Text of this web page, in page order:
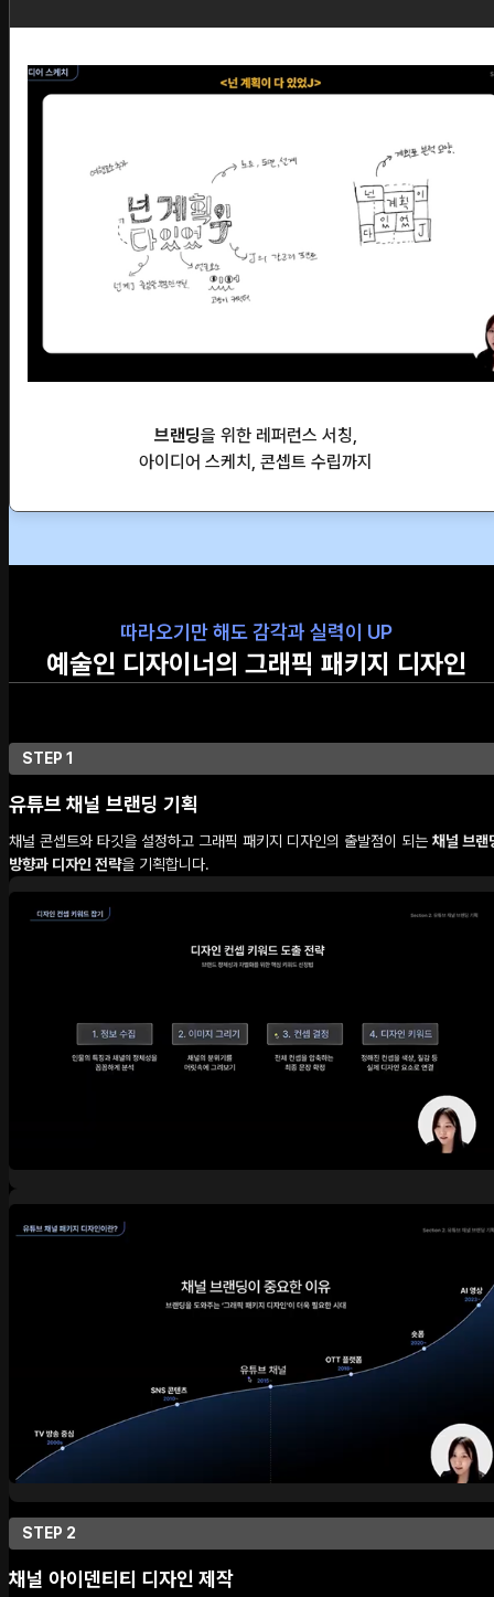
브랜딩을 위한 레퍼런스 서칭,
아이디어 스케치, 콘셉트 수립까지
따라오기만 해도 감각과 실력이 UP
예술인 디자이너의 그래픽 패키지 디자인
STEP 1
유튜브 채널 브랜딩 기획
채널 콘셉트와 타깃을 설정하고 그래픽 패키지 디자인의 출발점이 되는 채널 브랜
방향과 디자인 전략을 기획합니다.
STEP 2
채널 아이덴티티 디자인 제작